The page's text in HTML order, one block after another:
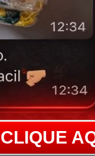
CLIQUE